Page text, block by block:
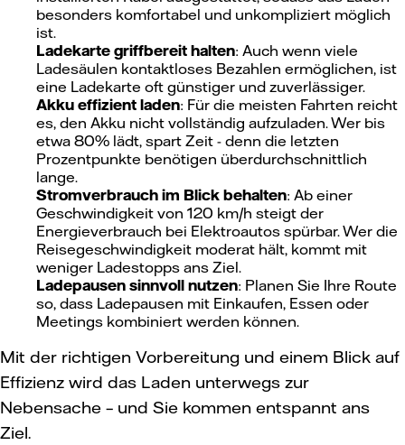
besonders komfortabel und unkompliziert möglich
ist.
Ladekarte griffbereit halten: Auch wenn viele
Ladesäulen kontaktloses Bezahlen ermöglichen, ist
eine Ladekarte oft günstiger und zuverlässiger.
Akku effizient laden: Für die meisten Fahrten reicht
es, den Akku nicht vollständig aufzuladen. Wer bis
etwa 80% lädt, spart Zeit - denn die letzten
Prozentpunkte benötigen überdurchschnittlich
lange.
Stromverbrauch im Blick behalten: Ab einer
Geschwindigkeit von 120 km/h steigt der
Energieverbrauch bei Elektroautos spürbar. Wer die
Reisegeschwindigkeit moderat hält, kommt mit
weniger Ladestopps ans Ziel.
Ladepausen sinnvoll nutzen: Planen Sie Ihre Route
so, dass Ladepausen mit Einkaufen, Essen oder
Meetings kombiniert werden können.
Mit der richtigen Vorbereitung und einem Blick auf
Effizienz wird das Laden unterwegs zur
Nebensache – und Sie kommen entspannt ans
Ziel.